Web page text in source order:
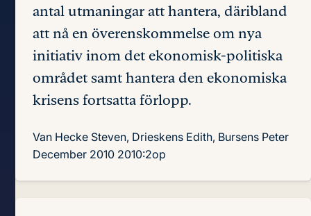
antal utmaningar att hantera, däribland
att nå en överenskommelse om nya
initiativ inom det ekonomisk-politiska
området samt hantera den ekonomiska
krisens fortsatta förlopp.
Van Hecke Steven, Drieskens Edith, Bursens Peter
December 2010 2010:2op